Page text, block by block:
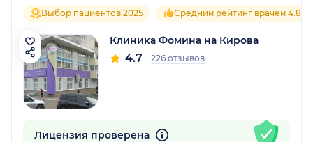
Выбор пациентов 2025 Средний рейтинг врачей 4.8
Клиника Фомина на Кирова
4.7 226 отзывов
Лицензия проверена